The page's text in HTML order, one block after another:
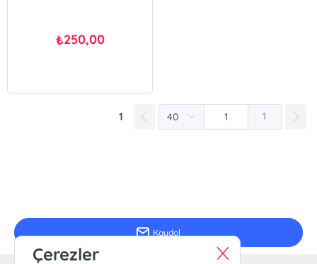
₺250,00
1 1
Kaydol
Çerezler